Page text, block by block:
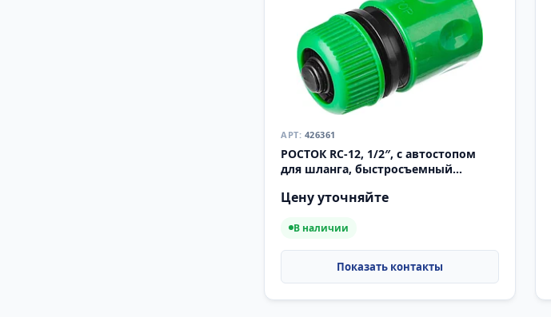
426361
РОСТОК RC-12, 1/2″, с автостопом
для шланга, быстросъемный
Цену уточняйте
В наличии